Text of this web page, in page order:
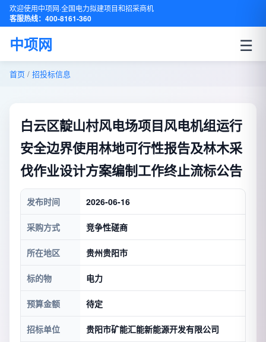
欢迎使用中项网·全国电力拟建项目和招采商机
客服热线：400-8161-360
中项网 ☰
首页 / 招投标信息
白云区靛山村风电场项目风电机组运行
安全边界使用林地可行性报告及林木采
伐作业设计方案编制工作终止流标公告
发布时间 2026-06-16
采购方式 竞争性磋商
所在地区 贵州贵阳市
标的物 电力
预算金额 待定
招标单位 贵阳市矿能汇能新能源开发有限公司